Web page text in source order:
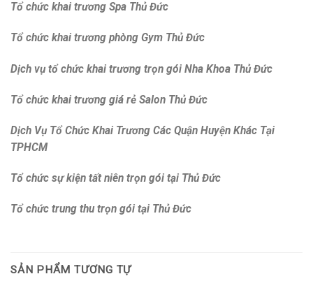
Tổ chức khai trương Spa Thủ Đức
Tổ chức khai trương phòng Gym Thủ Đức
Dịch vụ tổ chức khai trương trọn gói Nha Khoa Thủ Đức
Tổ chức khai trương giá rẻ Salon Thủ Đức
Dịch Vụ Tổ Chức Khai Trương Các Quận Huyện Khác Tại
TPHCM
Tổ chức sự kiện tất niên trọn gói tại Thủ Đức
Tổ chức trung thu trọn gói tại Thủ Đức
SẢN PHẨM TƯƠNG TỰ